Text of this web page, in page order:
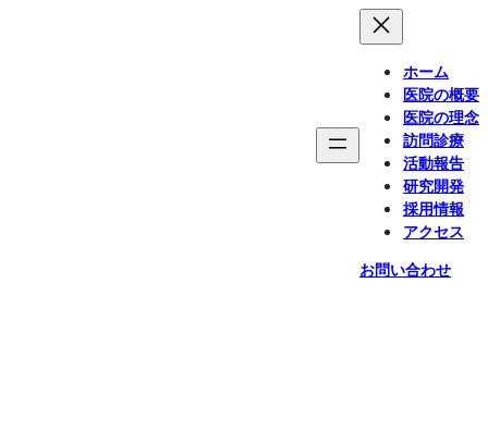
ホーム
医院の概要
医院の理念
訪問診療
活動報告
研究開発
採用情報
アクセス
お問い合わせ